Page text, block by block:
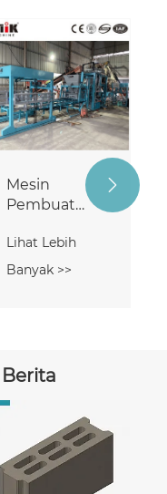
Mesin Press
Batako
Beton
Lihat Lebih
Banyak >>
